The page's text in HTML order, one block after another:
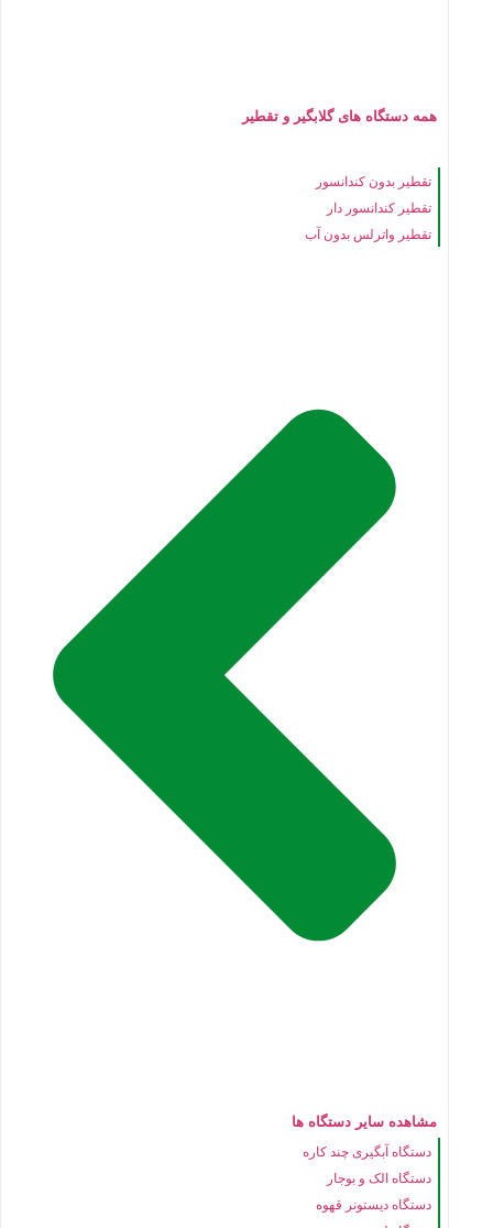
همه دستگاه های گلابگیر و تقطیر
تقطیر بدون کندانسور
تقطیر کندانسور دار
تقطیر واترلس بدون آب
مشاهده سایر دستگاه ها
دستگاه آبگیری چند کاره
دستگاه الک و بوجار
دستگاه دیستونر قهوه